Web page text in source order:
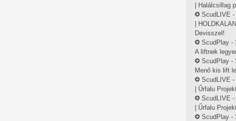
| Halálcsillag
ScudLIVE -
|
Devisszel!
ScudPlay -
A liftnek
ScudPlay -
Menő kis lift
ScudLIVE -
| Űrfalu
ScudLIVE -
| Űrfalu
ScudPlay -